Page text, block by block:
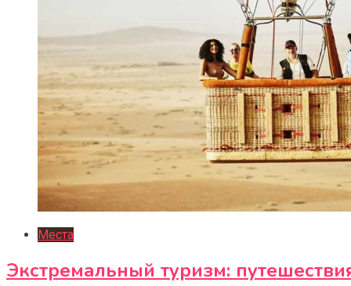
Места
Экстремальный туризм: